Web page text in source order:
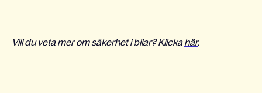
Vill du veta mer om säkerhet i bilar? Klickahär.